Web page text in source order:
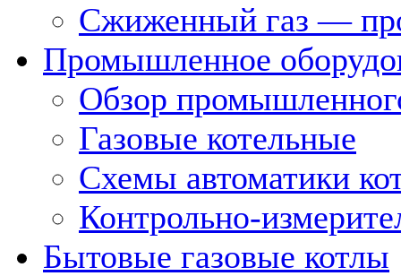
Сжиженный газ —
Промышленное
Обзор
Газовые котельные
Схемы автоматики
Контрольно-
Бытовые газовые котлы